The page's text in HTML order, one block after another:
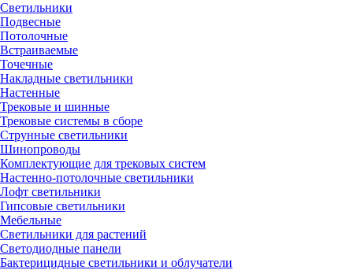
Светильники
Подвесные
Потолочные
Встраиваемые
Точечные
Накладные светильники
Настенные
Трековые и шинные
Трековые системы в сборе
Струнные светильники
Шинопроводы
Комплектующие для трековых систем
Настенно-потолочные светильники
Лофт светильники
Гипсовые светильники
Мебельные
Светильники для растений
Светодиодные панели
Бактерицидные светильники и облучатели